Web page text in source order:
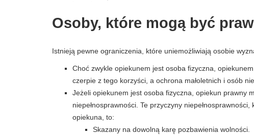
Osoby, które mogą być
Istnieją pewne ograniczenia, które uniemożliwiają osobie
Choć zwykle opiekunem jest osoba fizyczna,
czerpie z tego korzyści, a ochrona małoletnich i osób
Jeżeli opiekunem jest osoba fizyczna, opiekun prawny
niepełnosprawności. Te przyczyny
opiekuna, to:
Skazany na dowolną karę pozbawienia wolności.